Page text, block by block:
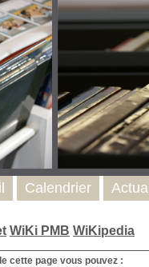
WiKi PMB WiKipedia
cette page vous pouvez :
Calendrier